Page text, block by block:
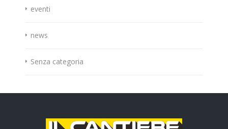
eventi
news
Senza categoria